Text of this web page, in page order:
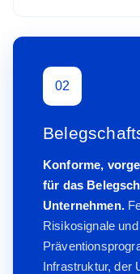
02
Konforme,
für das
Unternehmen.
Risikosignale
Infrastruktur, der